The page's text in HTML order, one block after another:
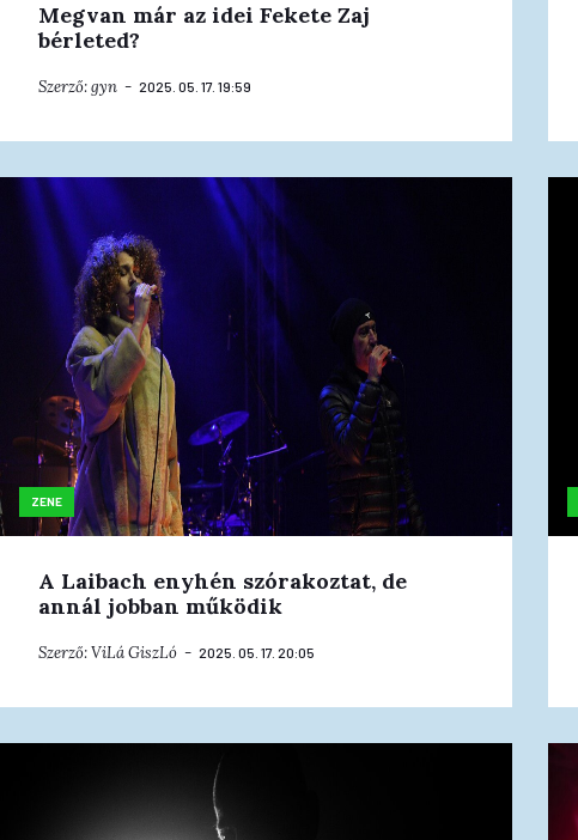
Megvan már az idei Fekete Zaj
bérleted?
Szerző:gyn 2025. 05. 17. 19:59
ZENE
A Laibach enyhén szórakoztat, de
annál jobban működik
Szerző:ViLá GiszLó 2025. 05. 17. 20:05